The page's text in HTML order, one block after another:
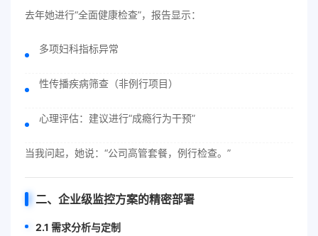
去年她进行“全面健康检查”，报告显示：
多项妇科指标异常
性传播疾病筛查（非例行项目）
心理评估：建议进行“成瘾行为干预”
当我问起，她说：“公司高管套餐，例行检查。”
二、企业级监控方案的精密部署
2.1 需求分析与定制